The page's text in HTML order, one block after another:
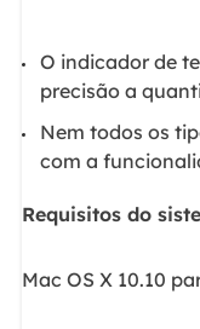
O indicador de
precisão a
Nem todos os
com a
Requisitos do
Mac OS X 10.10